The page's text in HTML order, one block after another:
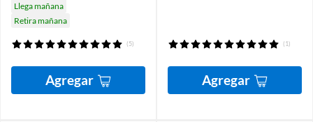
Llega mañana
Retira mañana
(5)
Agregar
(1)
Agregar